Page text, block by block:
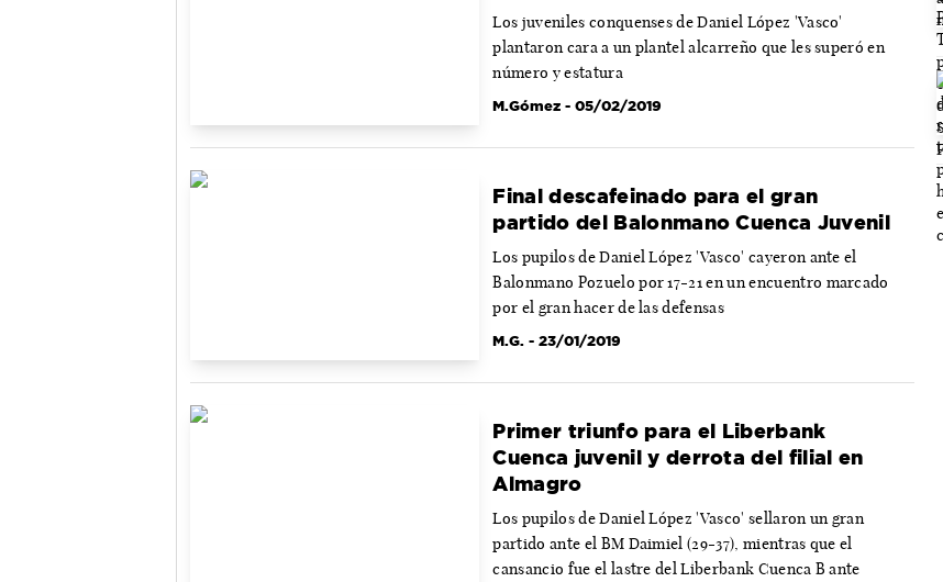
Los juveniles conquenses de Daniel López 'Vasco'
plantaron cara a un plantel alcarreño que les superó en
número y estatura
M.Gómez - 05/02/2019
Final descafeinado para el gran
partido del Balonmano Cuenca Juvenil
Los pupilos de Daniel López 'Vasco' cayeron ante el
Balonmano Pozuelo por 17-21 en un encuentro marcado
por el gran hacer de las defensas
M.G. - 23/01/2019
Primer triunfo para el Liberbank
Cuenca juvenil y derrota del filial en
Almagro
Los pupilos de Daniel López 'Vasco' sellaron un gran
partido ante el BM Daimiel (29-37), mientras que el
cansancio fue el lastre del Liberbank Cuenca B ante